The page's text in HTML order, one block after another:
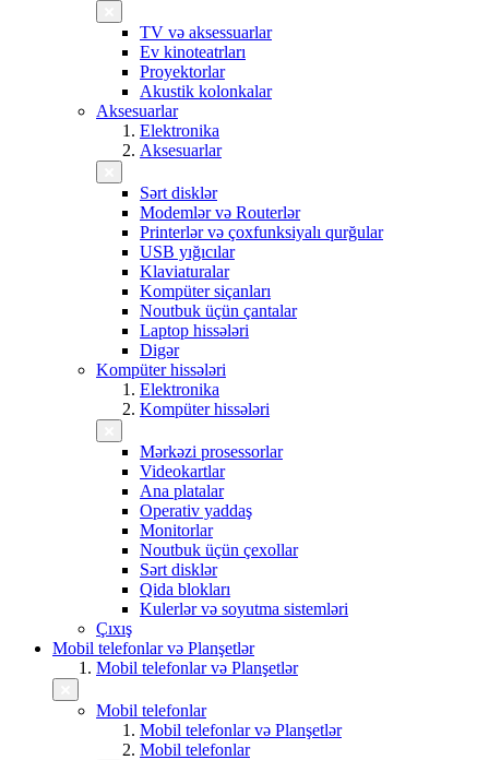
TV və aksessuarlar
Ev kinoteatrları
Proyektorlar
Akustik kolonkalar
Aksesuarlar
Elektronika
Aksesuarlar
Sərt disklər
Modemlər və Routerlər
Printerlər və çoxfunksiyalı qurğular
USB yığıcılar
Klaviaturalar
Kompüter siçanları
Noutbuk üçün çantalar
Laptop hissələri
Digər
Kompüter hissələri
Elektronika
Kompüter hissələri
Mərkəzi prosessorlar
Videokartlar
Ana platalar
Operativ yaddaş
Monitorlar
Noutbuk üçün çexollar
Sərt disklər
Qida blokları
Kulerlər və soyutma sistemləri
Çıxış
Mobil telefonlar və Planşetlər
Mobil telefonlar və Planşetlər
Mobil telefonlar
Mobil telefonlar və Planşetlər
Mobil telefonlar